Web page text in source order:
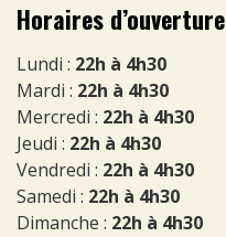
Horaires d’ouverture
Lundi : 22h à 4h30
Mardi : 22h à 4h30
Mercredi : 22h à 4h30
Jeudi : 22h à 4h30
Vendredi : 22h à 4h30
Samedi : 22h à 4h30
Dimanche : 22h à 4h30